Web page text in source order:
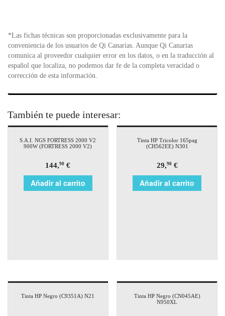
*Las fichas técnicas son proporcionadas exclusivamente para la
conveniencia de los usuarios de Qi Canarias. Aunque Qi Canarias
comunica al proveedor cualquier error en los datos, o en la traducción al
español que localiza, no podemos dar fe de la completa veracidad o
corrección de esta información.
También te puede interesar:
S.A.I. NGS FORTRESS 2000 V2
900W (FORTRESS 2000 V2)
144,90 €
Añadir al carrito
Tinta HP Tricolor 165pag
(CH562EE) N301
29,90€
Añadir al carrito
Tinta HP Negro (C9351A) N21
Tinta HP Negro (CN045AE)
N950XL